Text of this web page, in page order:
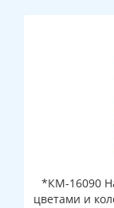
*КМ-16090
цветами и